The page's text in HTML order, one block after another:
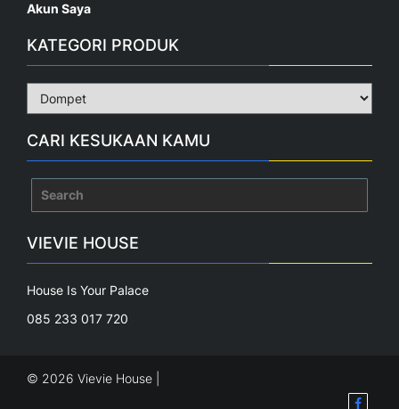
Akun Saya
KATEGORI PRODUK
CARI KESUKAAN KAMU
VIEVIE HOUSE
House Is Your Palace
085 233 017 720
© 2026 Vievie House |